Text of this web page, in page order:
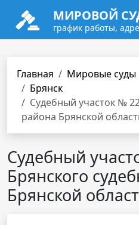
МИРОВОЙ
график работы,
Главная Мировые суды
Брянск
Судебный участок №
района Брянской
Судебный
Брянского
Брянской